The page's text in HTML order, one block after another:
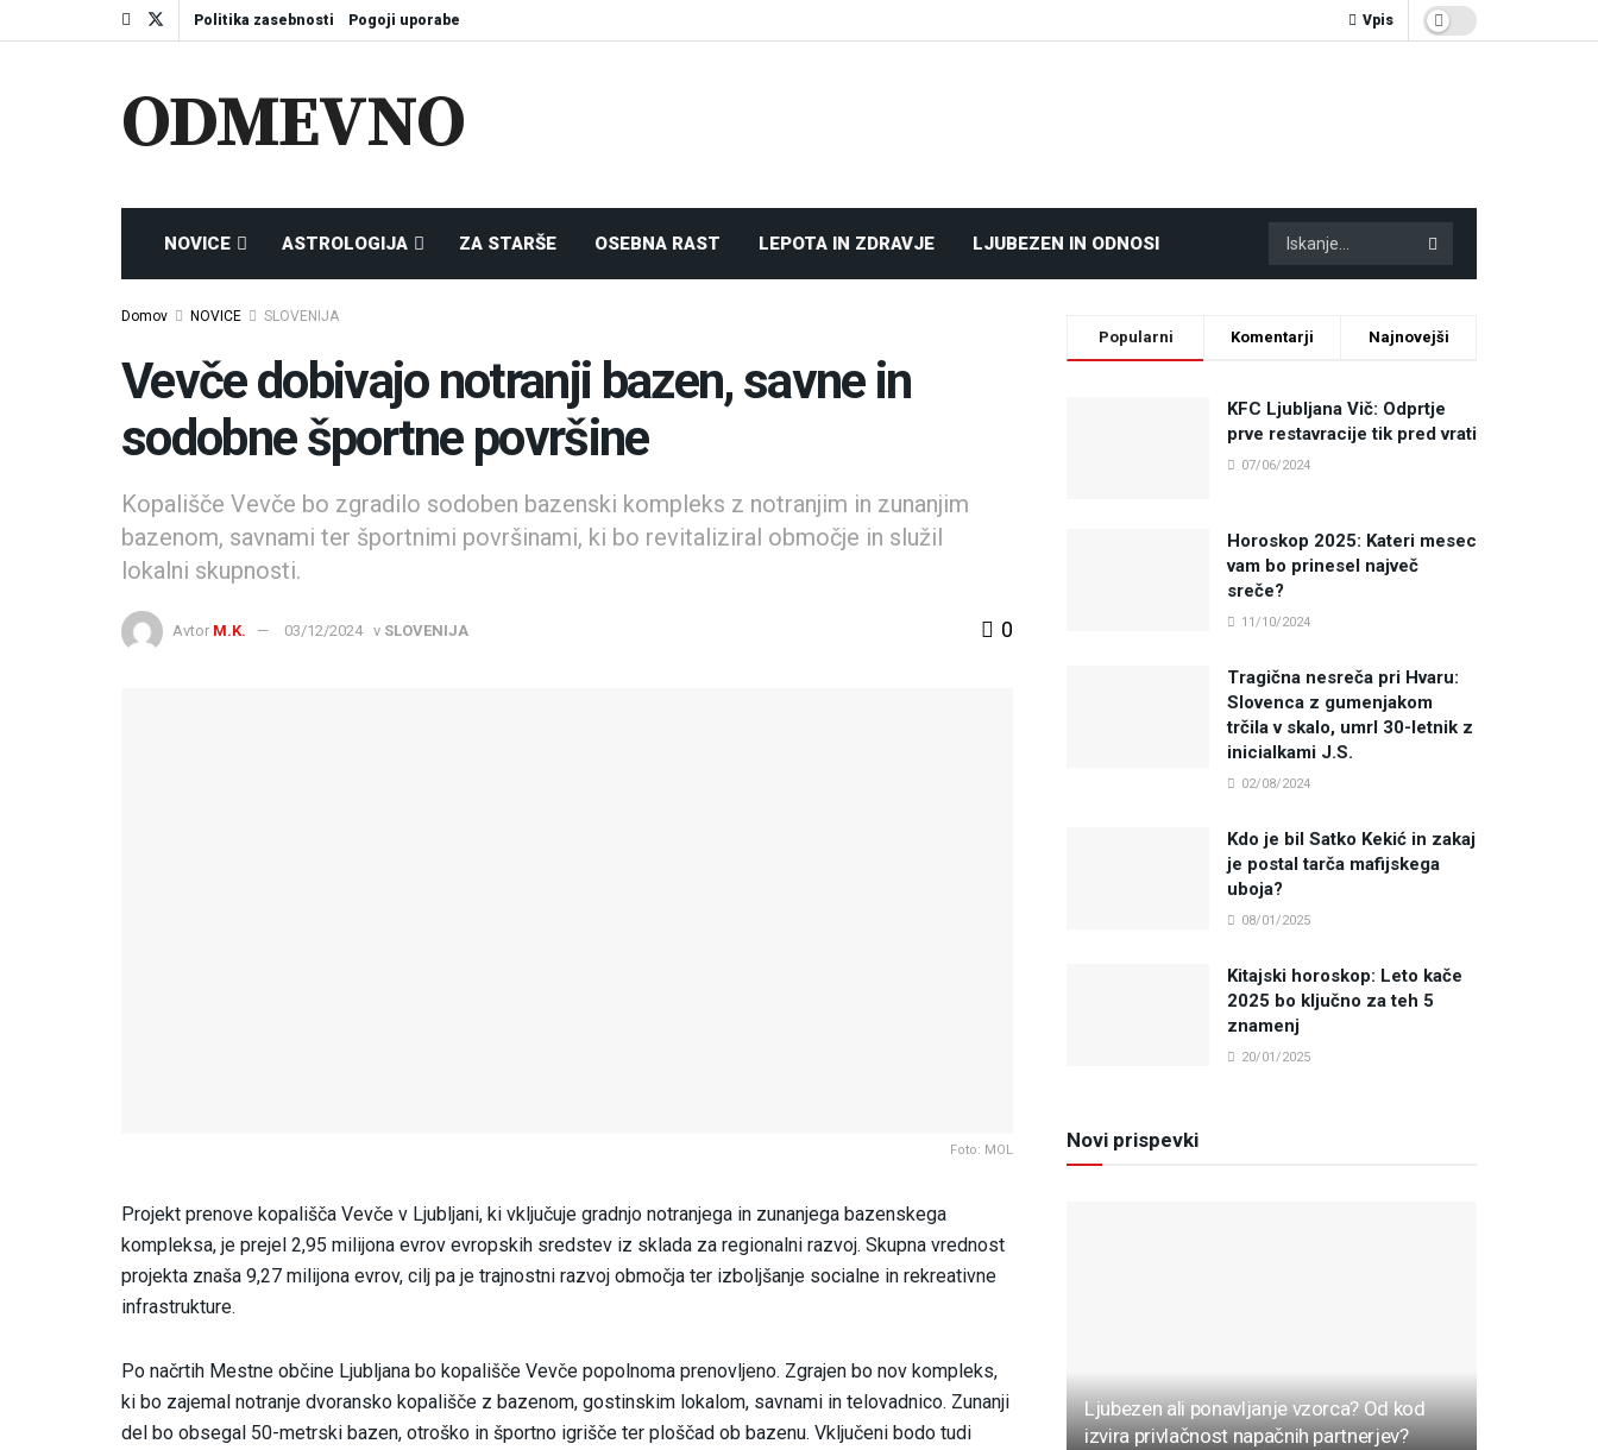
Politika zasebnosti Pogoji uporabe Vpis
ODMEVNO
NOVICE ASTROLOGIJA ZA STARŠE OSEBNA RAST LEPOTA IN ZDRAVJE LJUBEZEN IN ODNOSI
Domov NOVICE SLOVENIJA
Vevče dobivajo notranji bazen, savne in
sodobne športne površine
Kopališče Vevče bo zgradilo sodoben bazenski kompleks z notranjim in zunanjim
bazenom, savnami ter športnimi površinami, ki bo revitaliziral območje in služil
lokalni skupnosti.
Avtor M.K. 03/12/2024 v SLOVENIJA 0
Foto: MOL
Projekt prenove kopališča Vevče v Ljubljani, ki vključuje gradnjo notranjega in zunanjega bazenskega
kompleksa, je prejel 2,95 milijona evrov evropskih sredstev iz sklada za regionalni razvoj. Skupna vrednost
projekta znaša 9,27 milijona evrov, cilj pa je trajnostni razvoj območja ter izboljšanje socialne in rekreativne
infrastrukture.
Po načrtih Mestne občine Ljubljana bo kopališče Vevče popolnoma prenovljeno. Zgrajen bo nov kompleks,
ki bo zajemal notranje dvoransko kopališče z bazenom, gostinskim lokalom, savnami in telovadnico. Zunanji
del bo obsegal 50-metrski bazen, otroško in športno igrišče ter ploščad ob bazenu. Vključeni bodo tudi
Popularni Komentarji Najnovejši
KFC Ljubljana Vič: Odprtje
prve restavracije tik pred vrati
07/06/2024
Horoskop 2025: Kateri mesec
vam bo prinesel največ
sreče?
11/10/2024
Tragična nesreča pri Hvaru:
Slovenca z gumenjakom
trčila v skalo, umrl 30-letnik z
inicialkami J.S.
02/08/2024
Kdo je bil Satko Kekić in zakaj
je postal tarča mafijskega
uboja?
08/01/2025
Kitajski horoskop: Leto kače
2025 bo ključno za teh 5
znamenj
20/01/2025
Novi prispevki
Ljubezen ali ponavljanje vzorca? Od kod
izvira privlačnost napačnih partnerjev?